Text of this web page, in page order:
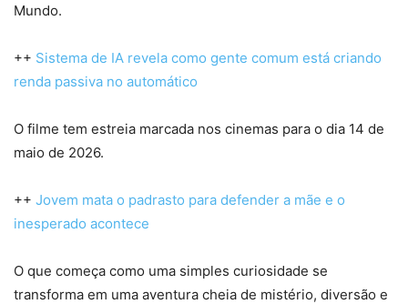
Mundo.
++ Sistema de IA revela como gente comum está criando
renda passiva no automático
O filme tem estreia marcada nos cinemas para o dia 14 de
maio de 2026.
++ Jovem mata o padrasto para defender a mãe e o
inesperado acontece
O que começa como uma simples curiosidade se
transforma em uma aventura cheia de mistério, diversão e